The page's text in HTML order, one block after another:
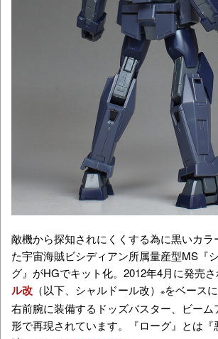
敵機から探知されにくくする為に黒いカ
た宇宙海賊ビシディアン所属量産型MS『
グ』がHGでキット化。2012年4月に発売さ
ル改 （以下、シャルドール改） ※をベース
右前腕に装備するドッズバスター、ビーム
形で再現されています。『ローグ』とは『